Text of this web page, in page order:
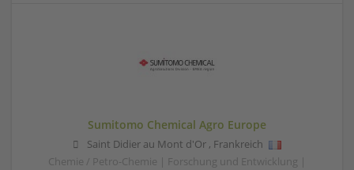
Sumitomo Chemical Agro Europe
Saint Didier au Mont d'Or , Frankreich
Chemie / Petro-Chemie | Forschung und Entwicklung |